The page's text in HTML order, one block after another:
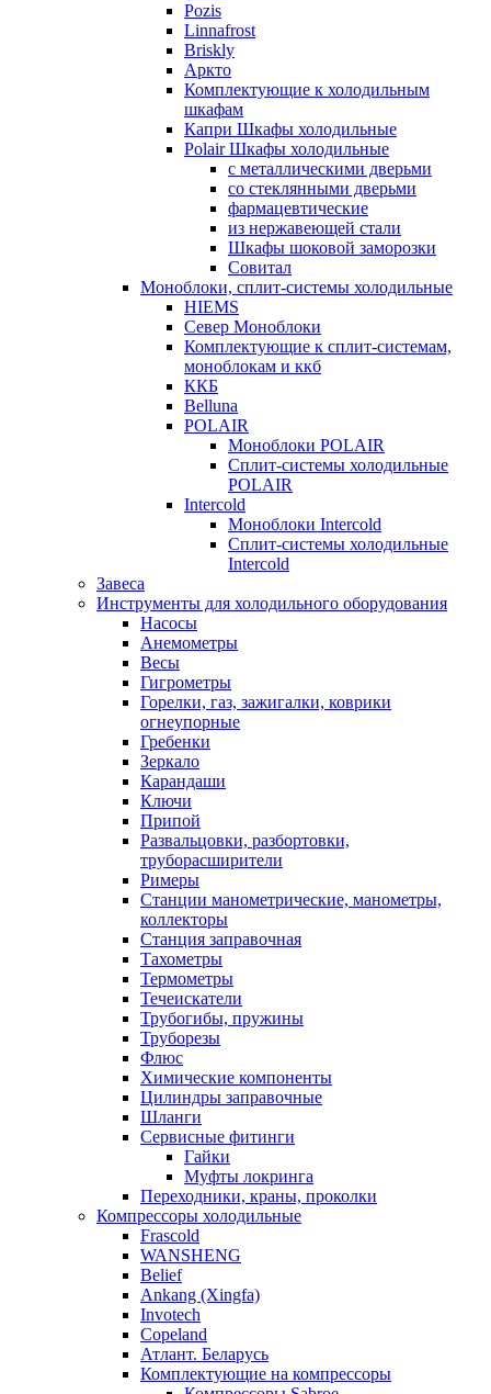
Pozis
Linnafrost
Briskly
Аркто
Комплектующие к холодильным
шкафам
Капри Шкафы холодильные
Polair Шкафы холодильные
с металлическими дверьми
со стеклянными дверьми
фармацевтические
из нержавеющей стали
Шкафы шоковой заморозки
Совитал
Моноблоки, сплит-системы холодильные
HIEMS
Север Моноблоки
Комплектующие к сплит-системам,
моноблокам и ккб
ККБ
Belluna
POLAIR
Моноблоки POLAIR
Сплит-системы холодильные
POLAIR
Intercold
Моноблоки Intercold
Сплит-системы холодильные
Intercold
Завеса
Инструменты для холодильного оборудования
Насосы
Анемометры
Весы
Гигрометры
Горелки, газ, зажигалки, коврики
огнеупорные
Гребенки
Зеркало
Карандаши
Ключи
Припой
Развальцовки, разбортовки,
труборасширители
Римеры
Станции манометрические, манометры,
коллекторы
Станция заправочная
Тахометры
Термометры
Течеискатели
Трубогибы, пружины
Труборезы
Флюс
Химические компоненты
Цилиндры заправочные
Шланги
Сервисные фитинги
Гайки
Муфты локринга
Переходники, краны, проколки
Компрессоры холодильные
Frascold
WANSHENG
Belief
Ankang (Xingfa)
Invotech
Copeland
Атлант. Беларусь
Комплектующие на компрессоры